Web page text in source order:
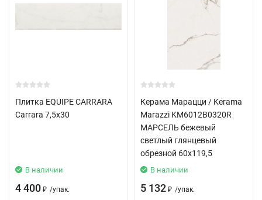
Плитка EQUIPE CARRARA
Carrara 7,5x30
В наличии
4 400 ₽ /упак.
Керама Марацци / Kerama
Marazzi KM6012B0320R
МАРСЕЛЬ бежевый
светлый глянцевый
обрезной 60x119,5
В наличии
5 132 ₽ /упак.